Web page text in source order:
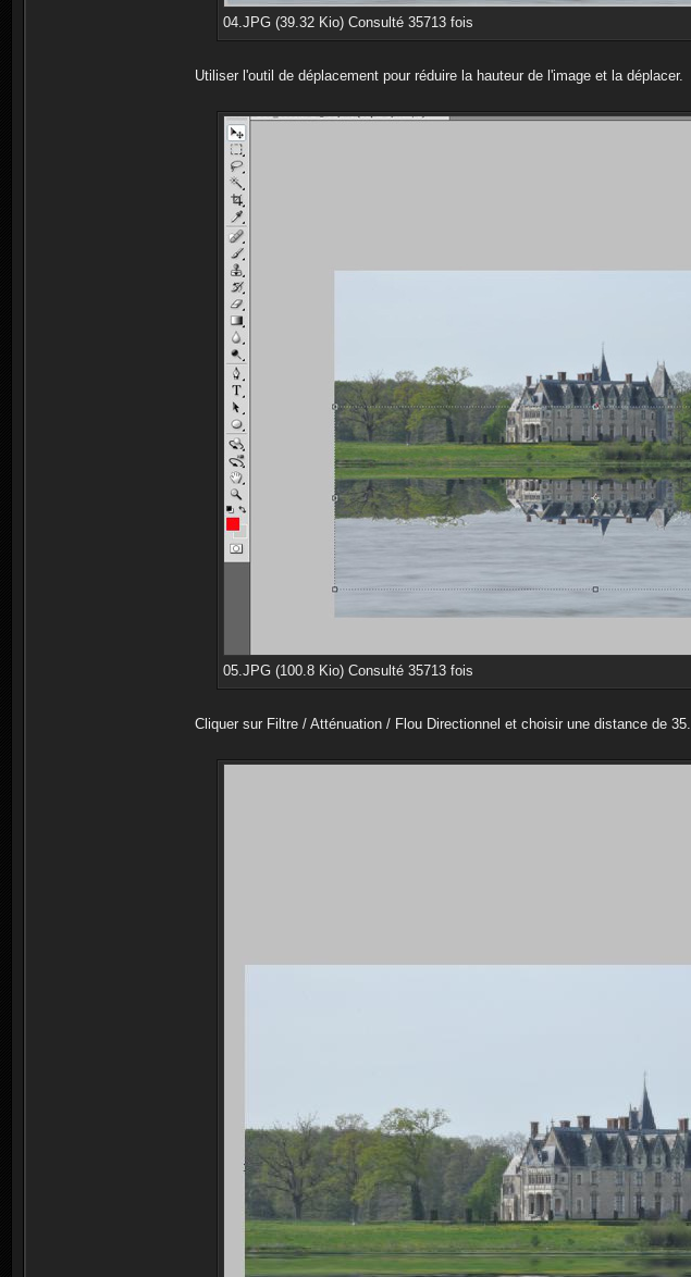
04.JPG (39.32 Kio) Consulté 35713 fois
Utiliser l'outil de déplacement pour réduire la hauteur de l'image et la déplacer.
05.JPG (100.8 Kio) Consulté 35713 fois
Cliquer sur Filtre / Atténuation / Flou Directionnel et choisir une distance de 35.